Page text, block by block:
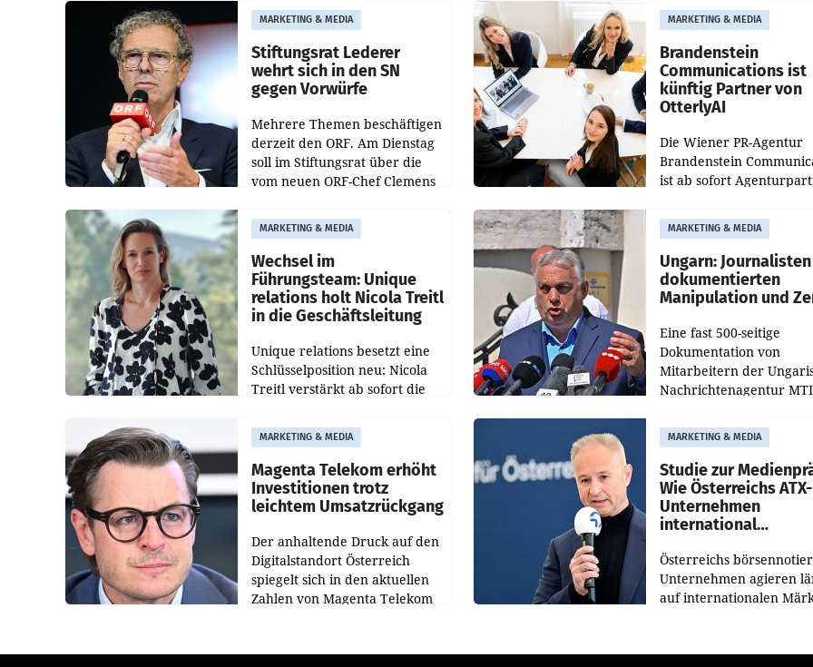
freigegeben: Die
Bundeswettbewerbsbehörde
und der Bundeskartellanwalt
aus, womit sich das
gegenüber Juli 2025
verdoppelte (+102
MARKETING & MEDIA
Stiftungsrat Lederer
wehrt sich in den SN
gegen Vorwürfe
Mehrere Themen beschäftigen
derzeit den ORF. Am Dienstag
soll im Stiftungsrat über die
vom neuen ORF-Chef Clemens
Besetzungen für die
Direktionen abgestimmt
werden.
MARKETING & MEDIA
Brandenstein
Communications ist
künftig Partner von
OtterlyAI
Die Wiener PR-Agentur
Brandenstein
ist ab sofort
Optimierungsplattform
OtterlyAI. Damit baut die
Agentur ihr
MARKETING & MEDIA
Wechsel im
Führungsteam: Unique
relations holt Nicola Treitl
in die Geschäftsleitung
Unique relations besetzt eine
Schlüsselposition neu: Nicola
Treitl verstärkt ab sofort die
PR-Agentur an der Seite von
Josef Kalina und Anna Kalina-
Mahr.
MARKETING & MEDIA
Ungarn: Journalisten
dokumentierten
Manipulation und
Eine fast 500-seitige
Dokumentation von
Mitarbeitern der
Nachrichtenagentur
Manipulation und Zensur
der Agentur während
MARKETING & MEDIA
Magenta Telekom erhöht
Investitionen trotz
leichtem Umsatzrückgang
Der anhaltende Druck auf den
Digitalstandort Österreich
spiegelt sich in den aktuellen
Zahlen von Magenta Telekom
verzeichnete
MARKETING & MEDIA
Studie zur
Wie Österreichs ATX-
Unternehmen
international
Österreichs
Unternehmen agieren
auf internationalen
untersucht die weltweite